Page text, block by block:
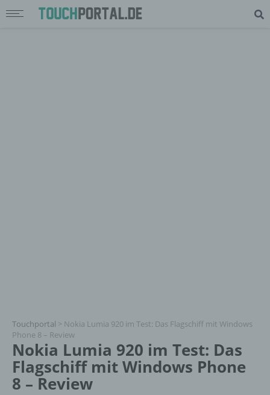
Touchportal > Nokia Lumia 920 im Test: Das Flagschiff mit Windows
Phone 8 – Review
Nokia Lumia 920 im Test: Das
Flagschiff mit Windows Phone
8 – Review